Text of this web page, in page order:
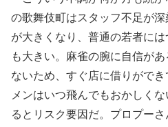
の歌舞伎町はスタッフ不足が
が大きくなり、普通の若者に
も大きい。麻雀の腕に自信が
ないため、すぐ店に借りがで
メンはいつ飛んでもおかしく
るとリスク要因だ。プロプー